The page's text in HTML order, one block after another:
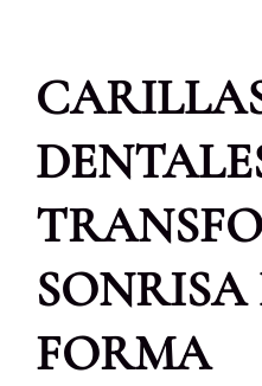
SONRISA
FORMA